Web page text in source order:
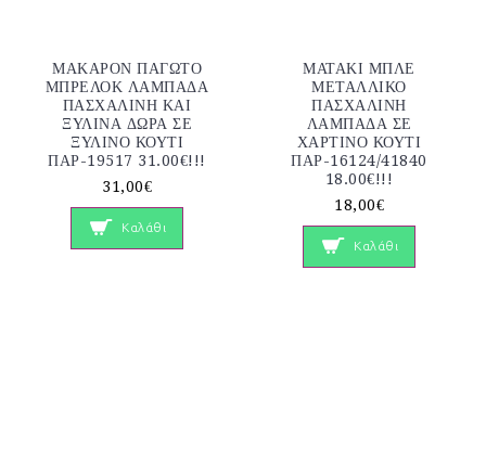
ΜΑΚΑΡΟΝ ΠΑΓΩΤΟ
ΜΠΡΕΛΟΚ ΛΑΜΠΑΔΑ
ΠΑΣΧΑΛΙΝΗ ΚΑΙ
ΞΥΛΙΝΑ ΔΩΡΑ ΣΕ
ΞΥΛΙΝΟ ΚΟΥΤΙ
ΠΑΡ-19517 31.00€!!!
31,00€
Καλάθι
ΜΑΤΑΚΙ ΜΠΛΕ
ΜΕΤΑΛΛΙΚΟ
ΠΑΣΧΑΛΙΝΗ
ΛΑΜΠΑΔΑ ΣΕ
ΧΑΡΤΙΝΟ ΚΟΥΤΙ
ΠΑΡ-16124/41840
18.00€!!!
18,00€
Καλάθι